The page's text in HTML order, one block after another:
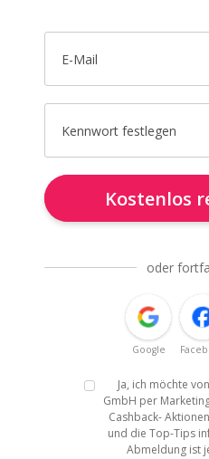
E-Mail
Kennwort festlegen
Kostenlos
oder
Google
Ja, ich möchte
GmbH per
Cashback-
und die Top-Tips
Abmeldung ist